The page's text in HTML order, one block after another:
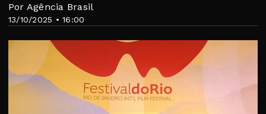
13/10/2025 • 16:00
Por Agência Brasil